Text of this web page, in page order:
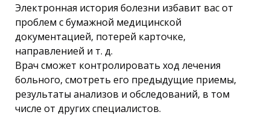
Электронная история болезни избавит вас от
проблем с бумажной медицинской
документацией, потерей карточке,
направленией и т. д.
Врач сможет контролировать ход лечения
больного, смотреть его предыдущие приемы,
результаты анализов и обследований, в том
числе от других специалистов.